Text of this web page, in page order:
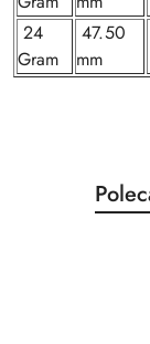
24
Gram
47.50
mm
Pomiń
o